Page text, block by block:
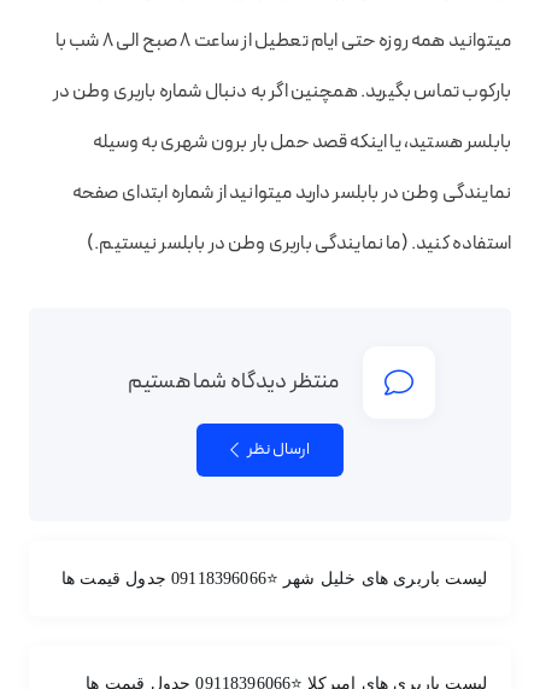
میتوانید همه روزه حتی ایام تعطیل از ساعت 8 صبح الی 8 شب با
بارکوب تماس بگیرید. همچنین اگر به دنبال شماره باربری وطن در
بابلسر هستید، یا اینکه قصد حمل بار برون شهری به وسیله
نمایندگی وطن در بابلسر دارید میتوانید از شماره ابتدای صفحه
استفاده کنید. (ما نمایندگی باربری وطن در بابلسر نیستیم.)
منتظر دیدگاه شما هستیم
ارسال نظر
لیست باربری های خلیل شهر ⭐️09118396066 جدول قیمت ها
لیست باربری های امیرکلا ⭐️09118396066 جدول قیمت ها